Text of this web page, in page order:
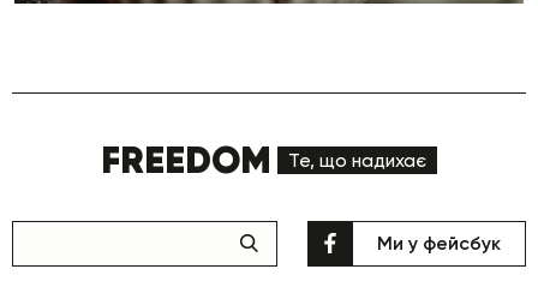
FREEDOM Те, що надихає
Ми у фейсбук